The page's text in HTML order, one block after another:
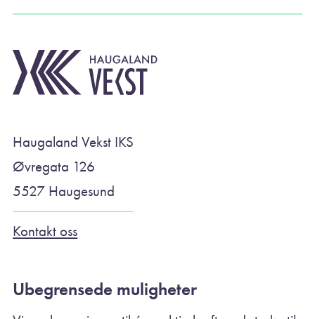
Haugaland Vekst IKS
Øvregata 126
5527 Haugesund
Kontakt oss
Ubegrensede muligheter